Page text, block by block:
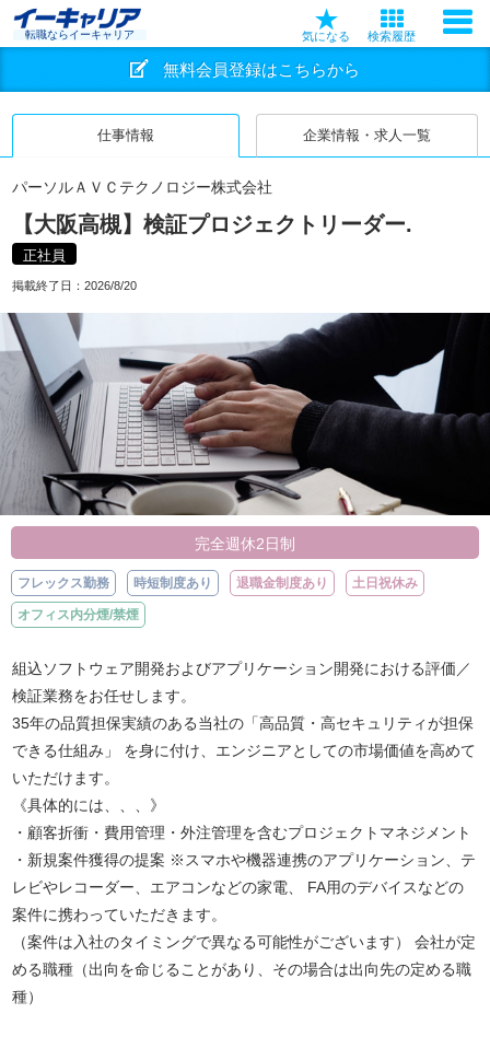
転職ならイーキャリア 気になる 検索履歴
無料会員登録はこちらから
仕事情報 企業情報・求人一覧
パーソルＡＶＣテクノロジー株式会社
【大阪高槻】検証プロジェクトリーダー.
正社員
掲載終了日： 2026/8/20
完全週休2日制
フレックス勤務 時短制度あり 退職金制度あり 土日祝休み
オフィス内分煙/禁煙
組込ソフトウェア開発およびアプリケーション開発における評価／
検証業務をお任せします。
35年の品質担保実績のある当社の「高品質・高セキュリティが担保
できる仕組み」 を身に付け、エンジニアとしての市場価値を高めて
いただけます。
《具体的には、、、》
・顧客折衝・費用管理・外注管理を含むプロジェクトマネジメント
・新規案件獲得の提案 ※スマホや機器連携のアプリケーション、テ
レビやレコーダー、エアコンなどの家電、 FA用のデバイスなどの
案件に携わっていただきます。
（案件は入社のタイミングで異なる可能性がございます） 会社が定
める職種（出向を命じることがあり、その場合は出向先の定める職
種）